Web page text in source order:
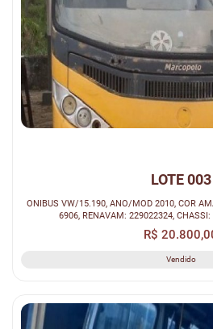
LOTE 003
ONIBUS VW/15.190, ANO/MOD 2010, COR
6906, RENAVAM: 229022324,
R$
Vendido